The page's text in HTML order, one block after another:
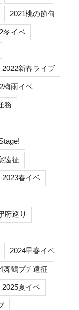
2021桃の節句
冬イベ
2022新春ライブ
梅雨イベ
務
遠征
2023春イベ
府巡り
2024早春イベ
舞鶴プチ遠征
2025夏イベ